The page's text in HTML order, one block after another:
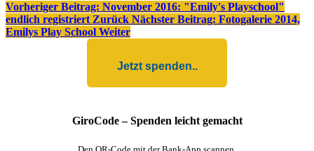
Vorheriger Beitrag: November 2016: "Emily's Playschool"
endlich registriert Zurück Nächster Beitrag: Fotogalerie 2014,
Emilys Play School Weiter
Jetzt spenden..
GiroCode – Spenden leicht gemacht